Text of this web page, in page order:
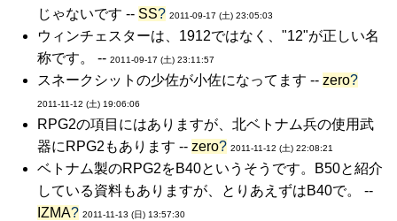
じゃないです -- SS? 2011-09-17 (土) 23:05:03
ウィンチェスターは、1912ではなく、"12"が正しい名
称です。 -- 2011-09-17 (土) 23:11:57
スネークシットの少佐が小佐になってます -- zero?
2011-11-12 (土) 19:06:06
RPG2の項目にはありますが、北ベトナム兵の使用武
器にRPG2もあります -- zero? 2011-11-12 (土) 22:08:21
ベトナム製のRPG2をB40というそうです。B50と紹介
している資料もありますが、とりあえずはB40で。 --
IZMA? 2011-11-13 (日) 13:57:30